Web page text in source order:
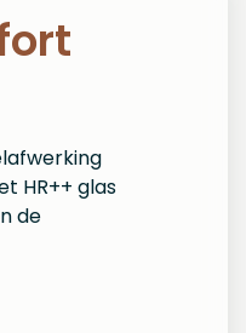
HR++ glas
de